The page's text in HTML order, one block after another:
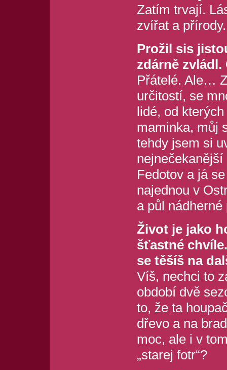
Zatím trvají.
zvířat a přírody.
Prožil sis
zdárně
Přátelé. Ale…
určitostí, se
lidé, od
maminka, můj
tehdy jsem si
Fedotov a já
najednou v
a půl
Život je jako
šťastné
se těšíš na
Víš, nechci to
období dvě
to, že ta
dřevo a na
moc, ale i v
„starej fotr“?